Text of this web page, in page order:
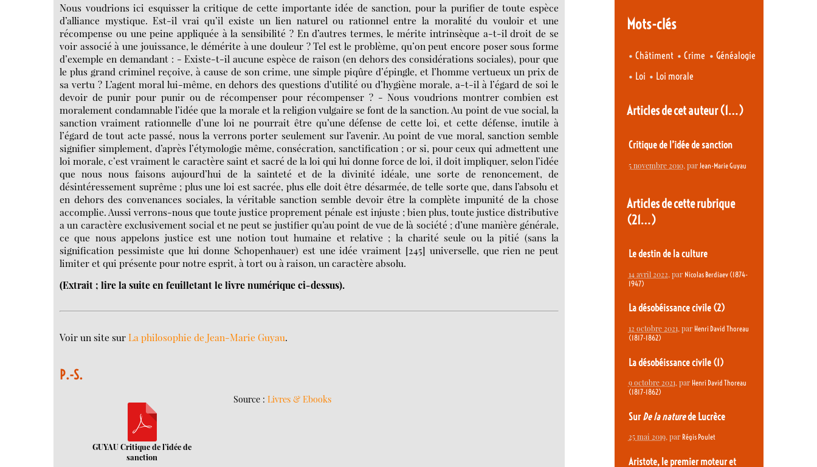
Nous voudrions ici esquisser la critique de cette importante idée de sanction, pour la purifier de toute espèce
d’alliance mystique. Est-il vrai qu’il existe un lien naturel ou rationnel entre la moralité du vouloir et une
récompense ou une peine appliquée à la sensibilité ? En d’autres termes, le mérite intrinsèque a-t-il droit de se
voir associé à une jouissance, le démérite à une douleur ? Tel est le problème, qu’on peut encore poser sous forme
d’exemple en demandant : - Existe-t-il aucune espèce de raison (en dehors des considérations sociales), pour que
le plus grand criminel reçoive, à cause de son crime, une simple piqûre d’épingle, et l’homme vertueux un prix de
sa vertu ? L’agent moral lui-même, en dehors des questions d’utilité ou d’hygiène morale, a-t-il à l’égard de soi le
devoir de punir pour punir ou de récompenser pour récompenser ? - Nous voudrions montrer combien est
moralement condamnable l’idée que la morale et la religion vulgaire se font de la sanction. Au point de vue social, la
sanction vraiment rationnelle d’une loi ne pourrait être qu’une défense de cette loi, et cette défense, inutile à
l’égard de tout acte passé, nous la verrons porter seulement sur l’avenir. Au point de vue moral, sanction semble
signifier simplement, d’après l’étymologie même, consécration, sanctification ; or si, pour ceux qui admettent une
loi morale, c’est vraiment le caractère saint et sacré de la loi qui lui donne force de loi, il doit impliquer, selon l’idée
que nous nous faisons aujourd’hui de la sainteté et de la divinité idéale, une sorte de renoncement, de
désintéressement suprême ; plus une loi est sacrée, plus elle doit être désarmée, de telle sorte que, dans l’absolu et
en dehors des convenances sociales, la véritable sanction semble devoir être la complète impunité de la chose
accomplie. Aussi verrons-nous que toute justice proprement pénale est injuste ; bien plus, toute justice distributive
a un caractère exclusivement social et ne peut se justifier qu’au point de vue de là société ; d’une manière générale,
ce que nous appelons justice est une notion tout humaine et relative ; la charité seule ou la pitié (sans la
signification pessimiste que lui donne Schopenhauer) est une idée vraiment [245] universelle, que rien ne peut
limiter et qui présente pour notre esprit, à tort ou à raison, un caractère absolu.
(Extrait ; lire la suite en feuilletant le livre numérique ci-dessus).
Voir un site surLa philosophie de Jean-Marie Guyau.
P.-S.
GUYAU Critique de l’idée de
sanction
Source : Livres & Ebooks
Mots-clés
• Châtiment •Crime • Généalogie
• Loi • Loi morale
Articles de cet auteur(1…)
Critique de l’idée de sanction
5 novembre 2010, par Jean-Marie Guyau
Articles de cette rubrique
(21…)
Le destin de la culture
14 avril 2022, par Nicolas Berdiaev (1874-
1947)
La désobéissance civile (2)
12 octobre 2021, par Henri David Thoreau
(1817-1862)
La désobéissance civile (1)
9 octobre 2021, par Henri David Thoreau
(1817-1862)
SurDe la naturede Lucrèce
25 mai 2019, par Régis Poulet
Aristote, le premier moteur et